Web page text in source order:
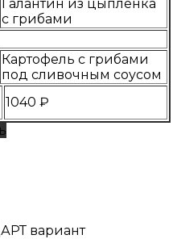
Галантин из цыпленка
с грибами
Картофель с грибами
под сливочным соусом
1040 ₽